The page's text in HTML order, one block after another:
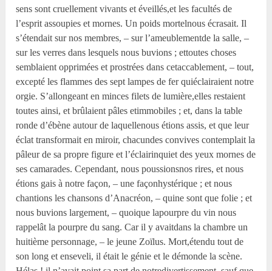
sens sont cruellement vivants et éveillés,et les facultés de
l’esprit assoupies et mornes. Un poids mortelnous écrasait. Il
s’étendait sur nos membres, – sur l’ameublementde la salle, –
sur les verres dans lesquels nous buvions ; ettoutes choses
semblaient opprimées et prostrées dans cetaccablement, – tout,
excepté les flammes des sept lampes de fer quiéclairaient notre
orgie. S’allongeant en minces filets de lumière,elles restaient
toutes ainsi, et brûlaient pâles etimmobiles ; et, dans la table
ronde d’ébène autour de laquellenous étions assis, et que leur
éclat transformait en miroir, chacundes convives contemplait la
pâleur de sa propre figure et l’éclairinquiet des yeux mornes de
ses camarades. Cependant, nous poussionsnos rires, et nous
étions gais à notre façon, – une façonhystérique ; et nous
chantions les chansons d’Anacréon, – quine sont que folie ; et
nous buvions largement, – quoique lapourpre du vin nous
rappelât la pourpre du sang. Car il y avaitdans la chambre un
huitième personnage, – le jeune Zoïlus. Mort,étendu tout de
son long et enseveli, il était le génie et le démonde la scène.